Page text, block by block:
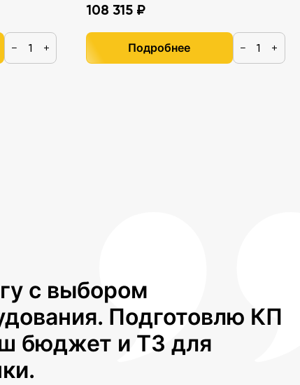
− +
108 315 ₽
Подробнее − +
с выбором
Подготовлю КП
бюджет и ТЗ для